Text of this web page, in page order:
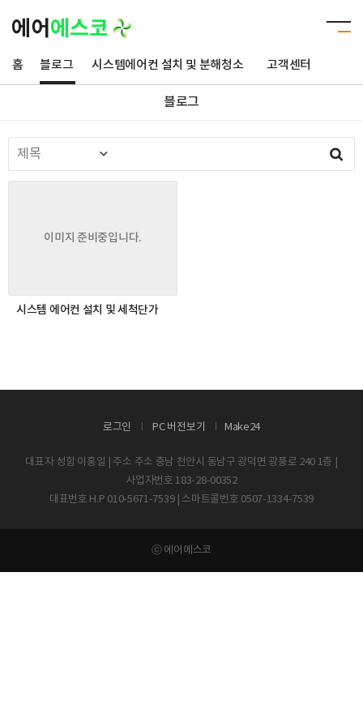
홈 블로그 시스템에어컨 설치 및 분해청소 고객센터
블로그
이미지 준비중입니다.
시스템 에어컨 설치 및 세척단가
로그인 PC 버전보기 Make24
대표자 성함 이홍일 | 주소 주소 충남 천안시 동남구 광덕면 광풍로 240 1층 |
사업자번호 183-28-00352
대표번호 H.P 010-5671-7539 | 스마트콜번호 0507-1334-7539
ⓒ 에어에스코